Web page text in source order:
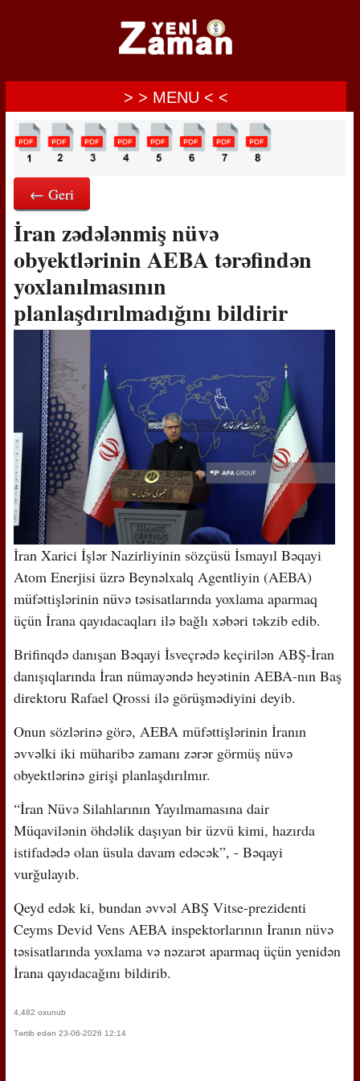
> > MENU < <
← Geri
İran zədələnmiş nüvə
obyektlərinin AEBA tərəfindən
yoxlanılmasının
planlaşdırılmadığını bildirir
İran Xarici İşlər Nazirliyinin sözçüsü İsmayıl Bəqayi
Atom Enerjisi üzrə Beynəlxalq Agentliyin (AEBA)
müfəttişlərinin nüvə təsisatlarında yoxlama aparmaq
üçün İrana qayıdacaqları ilə bağlı xəbəri təkzib edib.
Brifinqdə danışan Bəqayi İsveçrədə keçirilən ABŞ-İran
danışıqlarında İran nümayəndə heyətinin AEBA-nın Baş
direktoru Rafael Qrossi ilə görüşmədiyini deyib.
Onun sözlərinə görə, AEBA müfəttişlərinin İranın
əvvəlki iki müharibə zamanı zərər görmüş nüvə
obyektlərinə girişi planlaşdırılmır.
“İran Nüvə Silahlarının Yayılmamasına dair
Müqavilənin öhdəlik daşıyan bir üzvü kimi, hazırda
istifadədə olan üsula davam edəcək”, - Bəqayi
vurğulayıb.
Qeyd edək ki, bundan əvvəl ABŞ Vitse-prezidenti
Ceyms Devid Vens AEBA inspektorlarının İranın nüvə
təsisatlarında yoxlama və nəzarət aparmaq üçün yenidən
İrana qayıdacağını bildirib.
4,482 oxunub
Tərtib edən 23-06-2026 12:14